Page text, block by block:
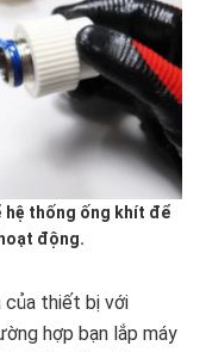
hệ thống ống khít để
động.
của thiết bị với
hợp bạn lắp máy